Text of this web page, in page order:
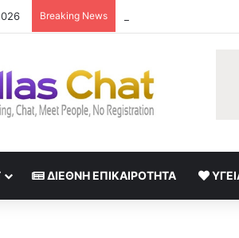
Breaking News
ΔΙΕΘΝΉ ΕΠΙΚΑΙΡΌΤΗΤΑ